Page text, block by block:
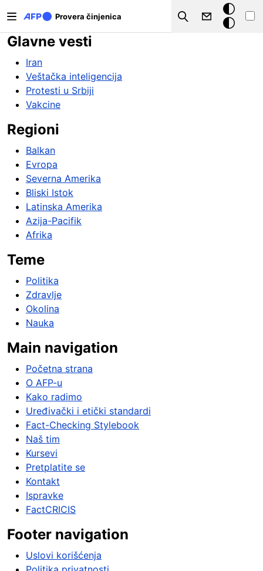
Provera činjenica
Search
Tamna
pozadina
Glavne vesti
Iran
Veštačka inteligencija
Protesti u Srbiji
Vakcine
Regioni
Balkan
Evropa
Severna Amerika
Bliski Istok
Latinska Amerika
Azija-Pacifik
Afrika
Teme
Politika
Zdravlje
Okolina
Nauka
Main navigation
Početna strana
O AFP-u
Kako radimo
Uređivački i etički standardi
Fact-Checking Stylebook
Naš tim
Kursevi
Pretplatite se
Kontakt
Ispravke
FactCRICIS
Footer navigation
Uslovi korišćenja